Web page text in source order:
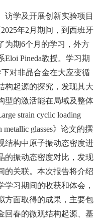
访学及开展创新实验项目
年2月期间，到西班牙
为期6个月的学习，外方
Pineda教授。学习期
下对非晶合金在大应变循
构起源的探究，发现其大
型的激活能在局域及整体
strain cyclic loading
metallic glasses》论文的撰
结构中原子振动态密度进
的振动态密度对比，发现
的关联。本次报告将介绍
习期间的收获和体会，
方面取得的成果，主要包
回春的微观结构起源、基